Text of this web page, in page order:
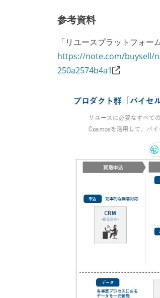
参考資料
「リユースプラットフォ
https://note.com/buysell/
250a2574b4a1